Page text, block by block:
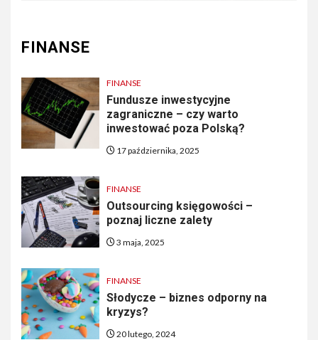
FINANSE
FINANSE
Fundusze inwestycyjne
zagraniczne – czy warto
inwestować poza Polską?
17 października, 2025
FINANSE
Outsourcing księgowości –
poznaj liczne zalety
3 maja, 2025
FINANSE
Słodycze – biznes odporny na
kryzys?
20 lutego, 2024